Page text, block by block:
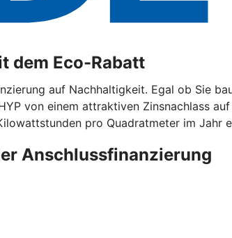
dem Eco-Rabatt
auf Nachhaltigkeit. Egal ob Sie
von einem attraktiven Zinsnachlass
pro Quadratmeter im Jahr
Anschlussfinanzierung